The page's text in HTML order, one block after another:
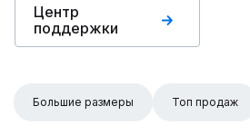
Центр
поддержки
Большие размеры Топ продаж